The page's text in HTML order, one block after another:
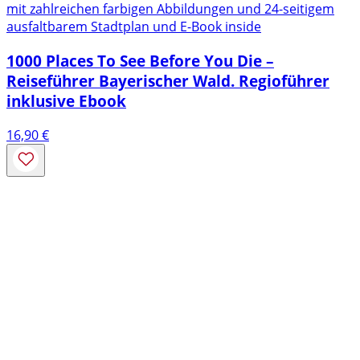
mit zahlreichen farbigen Abbildungen und 24-seitigem
ausfaltbarem Stadtplan und E-Book inside
1000 Places To See Before You Die –
Reiseführer Bayerischer Wald. Regioführer
inklusive Ebook
16,90€